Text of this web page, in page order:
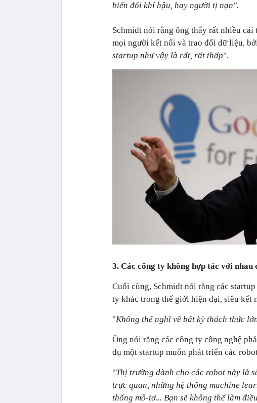
biến đổi khí hậu, hay người tị nạn".
Schmidt nói rằng ông thấy rất nhiều
mọi người kết nối và trao đổi dữ liệu,
startup như vậy là rất, rất thấp".
3. Các công ty không hợp tác với nhau
Cuối cùng, Schmidt nói rằng các
ty khác trong thế giới hiện đại, siêu kết
"Không thể nghĩ về bất kỳ thách thức
Ông nói rằng các công ty công nghệ
dụ một startup muốn phát triển các
"Thị trường dành cho các robot này là
trực quan, những hệ thống machine
thống mô-tơ... Bạn sẽ không thể làm